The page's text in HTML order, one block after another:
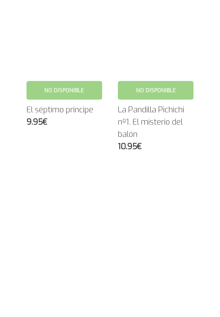
NO DISPONIBLE
El séptimo principe
9.95€
NO DISPONIBLE
La Pandilla Pichichi
nº1. El misterio del
balón
10.95€